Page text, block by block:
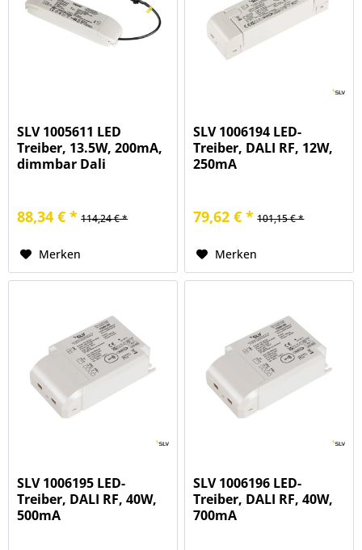
SLV 1005611 LED
Treiber, 13.5W, 200mA,
dimmbar Dali
88,34 € * 114,24 € *
Merken
SLV 1006194 LED-
Treiber, DALI RF, 12W,
250mA
79,62 € * 101,15 € *
Merken
SLV 1006195 LED-
Treiber, DALI RF, 40W,
500mA
SLV 1006196 LED-
Treiber, DALI RF, 40W,
700mA